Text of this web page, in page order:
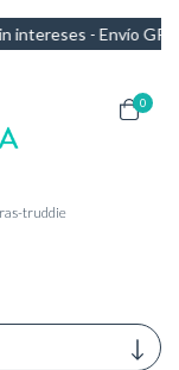
GRATIS en compras
0
truddie